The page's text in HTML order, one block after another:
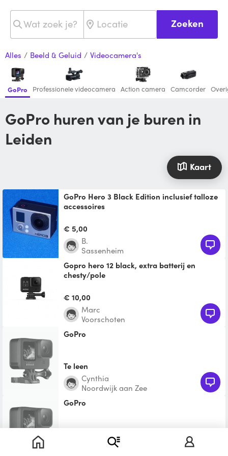
Zoeken
Alles / Beeld & Geluid / Videocamera's
GoPro Professionele videocamera Action camera Camcorder
GoPro huren van je buren in
Leiden
Kaart
GoPro Hero 3 Black Edition inclusief talloze
accessoires
inclusief talloze accessoires (mounts, pole,
statief, arm leas
€ 5,00
B.
Sassenheim
Gopro hero 12 black, extra batterij en
chesty/pole
accessoires zoals chesty mount,
telescopische pole. Komt ook me
€ 10,00
Marc
Voorschoten
GoPro
Te leen
Cynthia
Noordwijk aan Zee
GoPro